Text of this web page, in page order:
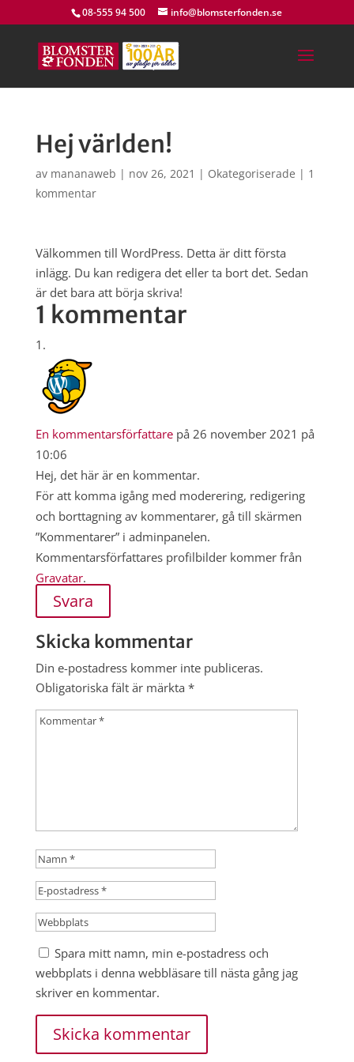
08-555 94 500 info@blomsterfonden.se
Hej världen!
av mananaweb | nov 26, 2021 | Okategoriserade | 1
kommentar
Välkommen till WordPress. Detta är ditt första
inlägg. Du kan redigera det eller ta bort det. Sedan
är det bara att börja skriva!
1 kommentar
En kommentarsförfattare på 26 november 2021 på
10:06
Hej, det här är en kommentar.
För att komma igång med moderering, redigering
och borttagning av kommentarer, gå till skärmen
”Kommentarer” i adminpanelen.
Kommentarsförfattares profilbilder kommer från
Gravatar.
Svara
Skicka kommentar
Din e-postadress kommer inte publiceras.
Obligatoriska fält är märkta *
Spara mitt namn, min e-postadress och
webbplats i denna webbläsare till nästa gång jag
skriver en kommentar.